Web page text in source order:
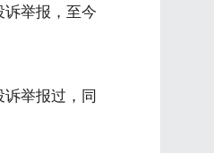
举报，至今
举报过，同